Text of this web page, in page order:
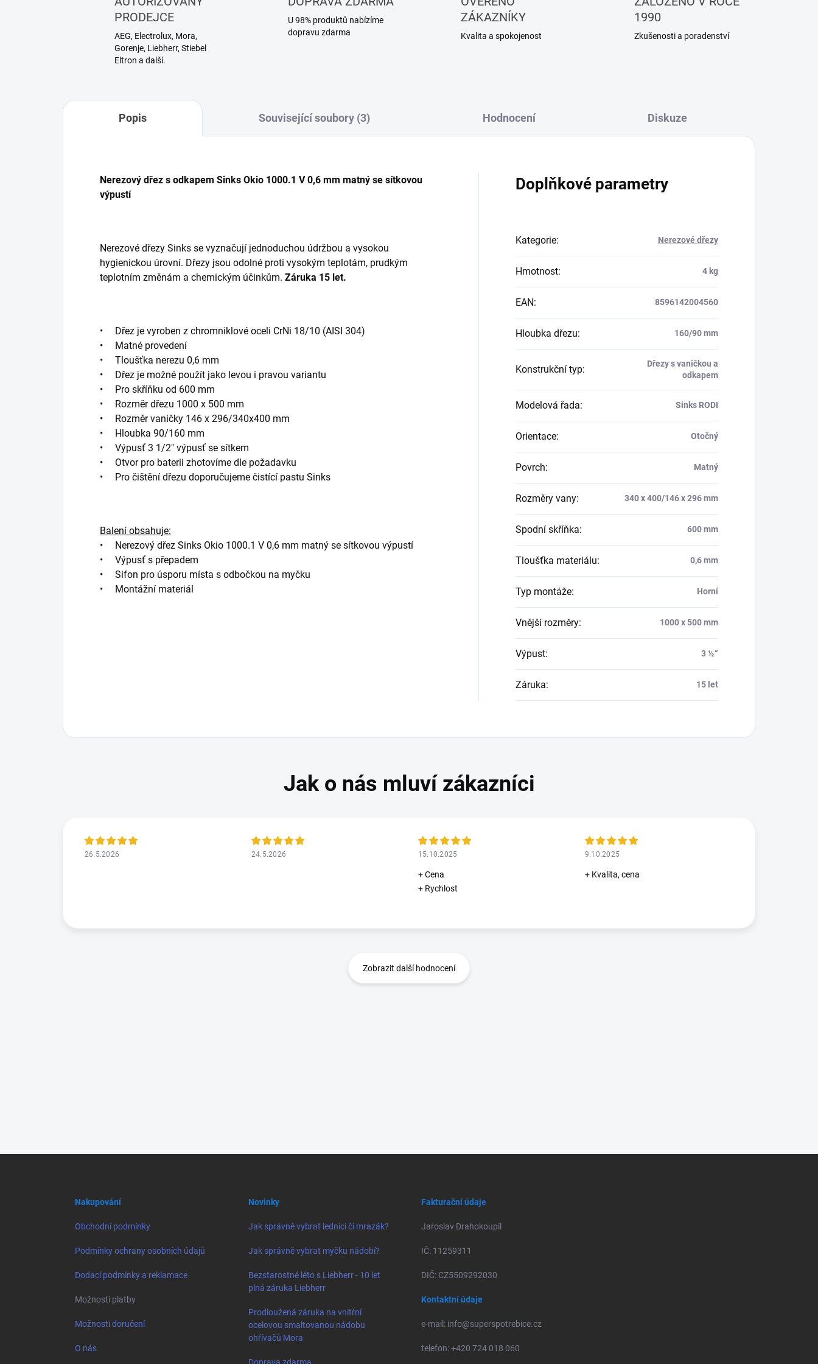
PRODEJCE
AEG, Electrolux, Mora,
Gorenje, Liebherr, Stiebel
Eltron a další.
U 98% produktů nabízíme
dopravu zdarma
ZÁKAZNÍKY
Kvalita a spokojenost
1990
Zkušenosti a poradenství
Popis Související soubory (3) Hodnocení Diskuze
Nerezový dřez s odkapem Sinks Okio 1000.1 V 0,6 mm matný se sítkovou
výpustí
Nerezové dřezy Sinks se vyznačují jednoduchou údržbou a vysokou
hygienickou úrovní. Dřezy jsou odolné proti vysokým teplotám, prudkým
teplotním změnám a chemickým účinkům. Záruka 15 let.
• Dřez je vyroben z chromniklové oceli CrNi 18/10 (AISI 304)
• Matné provedení
• Tloušťka nerezu 0,6 mm
• Dřez je možné použít jako levou i pravou variantu
• Pro skříňku od 600 mm
• Rozměr dřezu 1000 x 500 mm
• Rozměr vaničky 146 x 296/340x400 mm
• Hloubka 90/160 mm
• Výpusť 3 1/2" výpusť se sítkem
• Otvor pro baterii zhotovíme dle požadavku
• Pro čištění dřezu doporučujeme čistící pastu Sinks
Balení obsahuje:
• Nerezový dřez Sinks Okio 1000.1 V 0,6 mm matný se sítkovou výpustí
• Výpusť s přepadem
• Sifon pro úsporu místa s odbočkou na myčku
• Montážní materiál
Doplňkové parametry
Kategorie: Nerezové dřezy
Hmotnost: 4 kg
EAN: 8596142004560
Hloubka dřezu: 160/90 mm
Konstrukční typ:
Dřezy s vaničkou a
odkapem
Modelová řada: Sinks RODI
Orientace: Otočný
Povrch: Matný
Rozměry vany: 340 x 400/146 x 296 mm
Spodní skříňka: 600 mm
Tloušťka materiálu: 0,6 mm
Typ montáže: Horní
Vnější rozměry: 1000 x 500 mm
Výpust: 3 ½“
Záruka: 15 let
26.5.2026 24.5.2026 15.10.2025
+ Cena
+ Rychlost
9.10.2025
+ Kvalita, cena
Zobrazit další hodnocení
Nakupování
Obchodní podmínky
Podmínky ochrany osobních údajů
Dodací podmínky a reklamace
Možnosti platby
Možnosti doručení
O nás
Novinky
Jak správně vybrat lednici či mrazák?
Jak správně vybrat myčku nádobí?
Bezstarostné léto s Liebherr - 10 let
plná záruka Liebherr
Prodloužená záruka na vnitřní
ocelovou smaltovanou nádobu
ohřívačů Mora
Fakturační údaje
Jaroslav Drahokoupil
IČ: 11259311
DIČ: CZ5509292030
Kontaktní údaje
e-mail: info@superspotrebice.cz
telefon: +420 724 018 060